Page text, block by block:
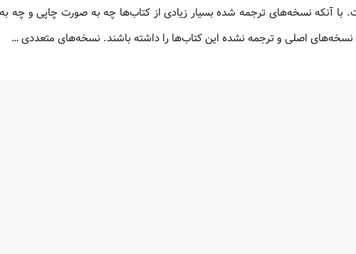
تا نسخه‌های اصلی و ترجمه نشده این کتاب‌ها را داشته باشند. نسخه‌های متعددی …